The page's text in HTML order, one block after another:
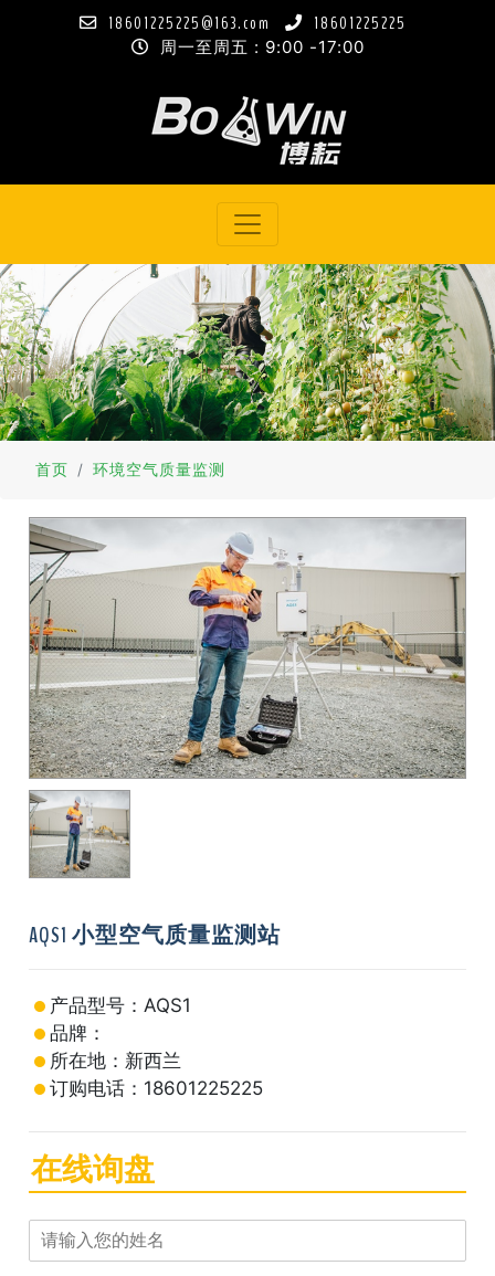
18601225225@163.com 18601225225
周一至周五 : 9:00 -17:00
首页 环境空气质量监测
AQS1 小型空气质量监测站
产品型号：AQS1
品牌：
所在地：新西兰
订购电话：18601225225
在线询盘